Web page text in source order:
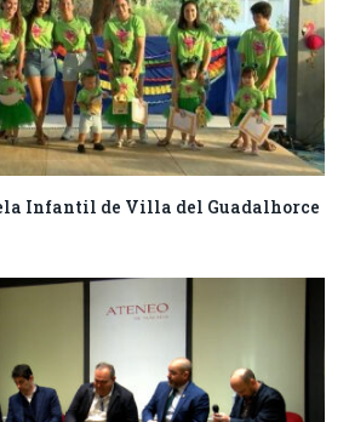
Infantil de Villa del Guadalhorce